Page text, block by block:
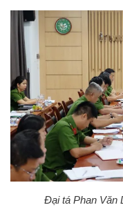
Đại tá Phan Văn